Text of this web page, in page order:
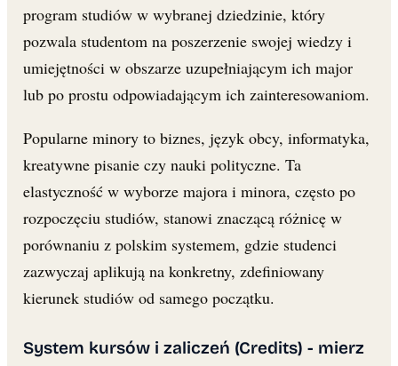
program studiów w wybranej dziedzinie, który
pozwala studentom na poszerzenie swojej wiedzy i
umiejętności w obszarze uzupełniającym ich major
lub po prostu odpowiadającym ich zainteresowaniom.
Popularne minory to biznes, język obcy, informatyka,
kreatywne pisanie czy nauki polityczne. Ta
elastyczność w wyborze majora i minora, często po
rozpoczęciu studiów, stanowi znaczącą różnicę w
porównaniu z polskim systemem, gdzie studenci
zazwyczaj aplikują na konkretny, zdefiniowany
kierunek studiów od samego początku.
System kursów i zaliczeń (Credits) - mierz